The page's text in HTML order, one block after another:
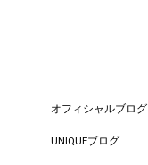
オフィシャルブログ
UNIQUEブログ